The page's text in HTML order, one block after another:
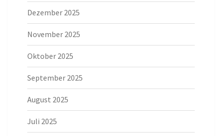
Dezember 2025
November 2025
Oktober 2025
September 2025
August 2025
Juli 2025